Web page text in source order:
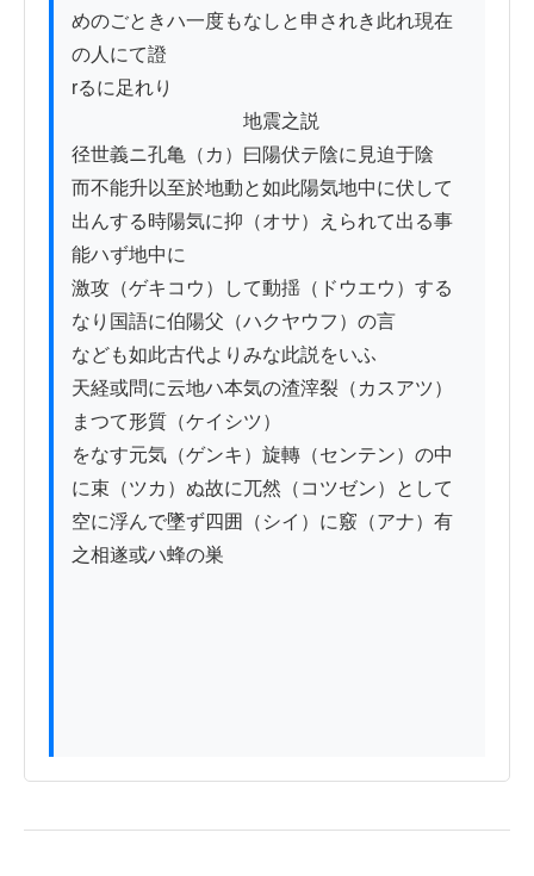
めのごときハ一度もなしと申されき此れ現在
の人にて證
rるに足れり
地震之説
径世義ニ孔亀（カ）曰陽伏テ陰に見迫于陰
而不能升以至於地動と如此陽気地中に伏して
出んする時陽気に抑（オサ）えられて出る事
能ハず地中に
激攻（ゲキコウ）して動揺（ドウエウ）する
なり国語に伯陽父（ハクヤウフ）の言
なども如此古代よりみな此説をいふ
天経或問に云地ハ本気の渣滓裂（カスアツ）
まつて形質（ケイシツ）
をなす元気（ゲンキ）旋轉（センテン）の中
に束（ツカ）ぬ故に兀然（コツゼン）として
空に浮んで墜ず四囲（シイ）に竅（アナ）有
之相遂或ハ蜂の巣